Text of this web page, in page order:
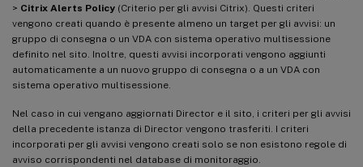
> Citrix Alerts Policy (Criterio per gli avvisi Citrix). Questi criteri
vengono creati quando è presente almeno un target per gli avvisi: un
gruppo di consegna o un VDA con sistema operativo multisessione
definito nel sito. Inoltre, questi avvisi incorporati vengono aggiunti
automaticamente a un nuovo gruppo di consegna o a un VDA con
sistema operativo multisessione.
Nel caso in cui vengano aggiornati Director e il sito, i criteri per gli avvisi
della precedente istanza di Director vengono trasferiti. I criteri
incorporati per gli avvisi vengono creati solo se non esistono regole di
avviso corrispondenti nel database di monitoraggio.